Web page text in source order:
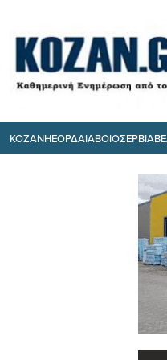
ΚΟΖΑΝΗΕΟΡΔΑΙΑΒΟΙΟΣΕΡΒΙΑ